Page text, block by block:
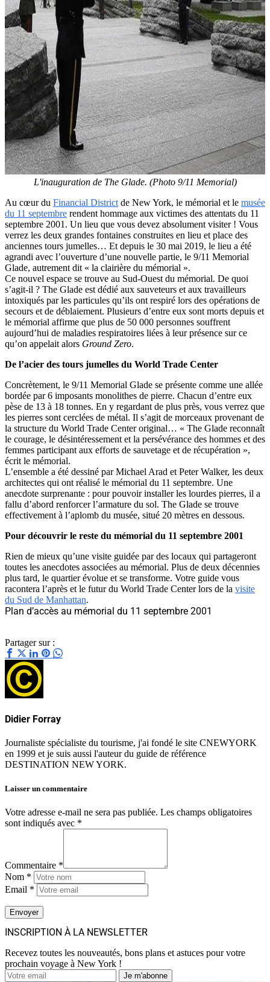
L'inauguration de The Glade. (Photo 9/11 Memorial)
Au cœur du Financial District de New York, le mémorial et le musée
du 11 septembre rendent hommage aux victimes des attentats du 11
septembre 2001. Un lieu que vous devez absolument visiter ! Vous
verrez les deux grandes fontaines construites en lieu et place des
anciennes tours jumelles… Et depuis le 30 mai 2019, le lieu a été
agrandi avec l’ouverture d’une nouvelle partie, le 9/11 Memorial
Glade, autrement dit « la clairière du mémorial ».
Ce nouvel espace se trouve au Sud-Ouest du mémorial. De quoi
s’agit-il ? The Glade est dédié aux sauveteurs et aux travailleurs
intoxiqués par les particules qu’ils ont respiré lors des opérations de
secours et de déblaiement. Plusieurs d’entre eux sont morts depuis et
le mémorial affirme que plus de 50 000 personnes souffrent
aujourd’hui de maladies respiratoires liées à leur présence sur ce
qu’on appelait alors Ground Zero.
De l’acier des tours jumelles du World Trade Center
Concrètement, le 9/11 Memorial Glade se présente comme une allée
bordée par 6 imposants monolithes de pierre. Chacun d’entre eux
pèse de 13 à 18 tonnes. En y regardant de plus près, vous verrez que
les pierres sont cerclées de métal. Il s’agit de morceaux provenant de
la structure du World Trade Center original… « The Glade reconnaît
le courage, le désintéressement et la persévérance des hommes et des
femmes participant aux efforts de sauvetage et de récupération »,
écrit le mémorial.
L’ensemble a été dessiné par Michael Arad et Peter Walker, les deux
architectes qui ont réalisé le mémorial du 11 septembre. Une
anecdote surprenante : pour pouvoir installer les lourdes pierres, il a
fallu d’abord renforcer l’armature du sol. The Glade se trouve
effectivement à l’aplomb du musée, situé 20 mètres en dessous.
Pour découvrir le reste du mémorial du 11 septembre 2001
Rien de mieux qu’une visite guidée par des locaux qui partageront
toutes les anecdotes associées au mémorial. Plus de deux décennies
plus tard, le quartier évolue et se transforme. Votre guide vous
racontera l’après et le futur du World Trade Center lors de la visite
du Sud de Manhattan.
Plan d’accès au mémorial du 11 septembre 2001
Partager sur :
Didier Forray
Journaliste spécialiste du tourisme, j'ai fondé le site CNEWYORK
en 1999 et je suis aussi l'auteur du guide de référence
DESTINATION NEW YORK.
Laisser un commentaire
Votre adresse e-mail ne sera pas publiée. Les champs obligatoires
sont indiqués avec *
Commentaire *
Nom *
Email *
INSCRIPTION À LA NEWSLETTER
Recevez toutes les nouveautés, bons plans et astuces pour votre
prochain voyage à New York !
Je m'abonne